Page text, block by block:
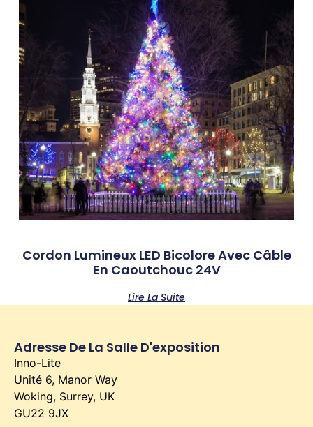
Cordon Lumineux LED Bicolore Avec Câble
En Caoutchouc 24V
Lire La Suite
Adresse De La Salle D'exposition
Inno-Lite
Unité 6, Manor Way
Woking, Surrey, UK
GU22 9JX